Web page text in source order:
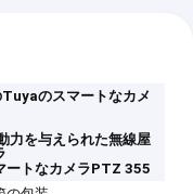
のスマートなカメ
力を与えられた無線屋
ートなカメラPTZ 355